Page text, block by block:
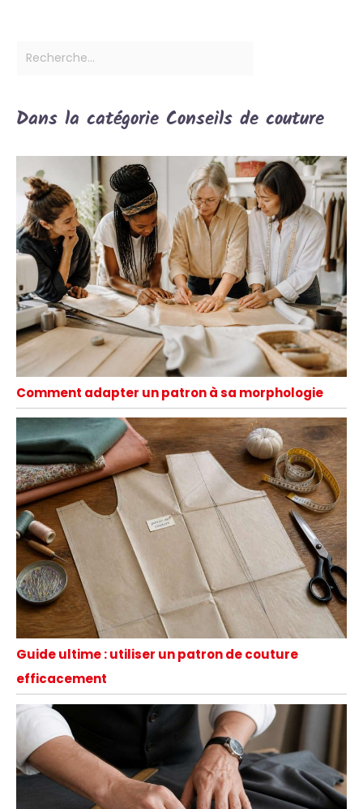
Dans la catégorie Conseils de couture
Comment adapter un patron à sa morphologie
Guide ultime : utiliser un patron de couture
efficacement